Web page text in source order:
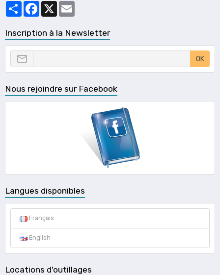
PartagerFacebook
Inscription à la Newsletter
OK
Nous rejoindre sur Facebook
Langues disponibles
Français
English
Locations d'outillages